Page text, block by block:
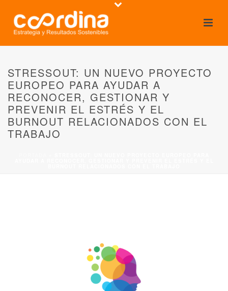
STRESSOUT: UN NUEVO PROYECTO
EUROPEO PARA AYUDAR A
RECONOCER, GESTIONAR Y
PREVENIR EL ESTRÉS Y EL
BURNOUT RELACIONADOS CON EL
TRABAJO